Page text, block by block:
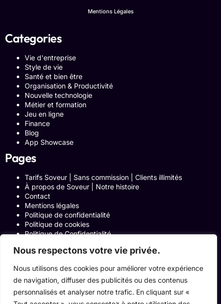
Nous respectons votre vie privée.
Nous utilisons des cookies pour améliorer votre expérience
de navigation, diffuser des publicités ou des contenus
personnalisés et analyser notre trafic. En cliquant sur «
Mentions Légales
Categories
Vie d'entreprise
Style de vie
Santé et bien être
Organisation & Productivité
Nouvelle technologie
Métier et formation
Jeu en ligne
Finance
Blog
App Showcase
Pages
Tarifs Soveur | Sans commission | Clients illimités
À propos de Soveur | Notre histoire
Contact
Mentions légales
Politique de confidentialité
Politique de cookies
Politique de Confidentialité
Blog
Programme Affiliation
Conditions générales d’utilisation
ACCUEIL